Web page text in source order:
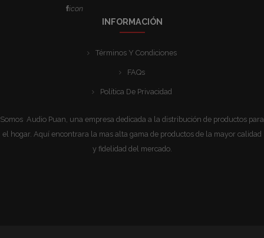
icon
INFORMACIÓN
Términos Y Condiciones
FAQs
Política De Privacidad
Somos Audio Puan, una empresa dedicada a la distribución de productos para
el hogar. Aquí encontrara la mas alta gama de productos de la mayor calidad
y fidelidad del mercado.